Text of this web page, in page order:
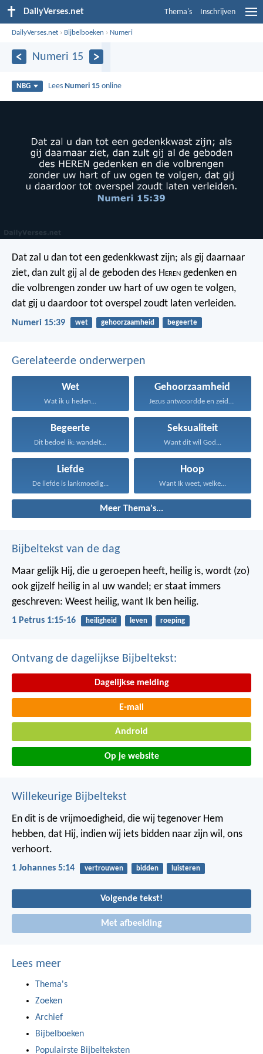
DailyVerses.net Thema's Inschrijven
DailyVerses.net › Bijbelboeken › Numeri
Numeri 15
NBG Lees Numeri 15 online
Dat zal u dan tot een gedenkkwast zijn; als gij daarnaar
ziet, dan zult gij al de geboden des Heren gedenken en
die volbrengen zonder uw hart of uw ogen te volgen,
dat gij u daardoor tot overspel zoudt laten verleiden.
Numeri 15:39 wet gehoorzaamheid begeerte
Gerelateerde onderwerpen
Wet
Wat ik u heden...
Gehoorzaamheid
Jezus antwoordde en zeide...
Begeerte
Dit bedoel ik: wandelt...
Seksualiteit
Want dit wil God...
Liefde
De liefde is lankmoedig...
Hoop
Want Ik weet, welke...
Meer Thema's...
Bijbeltekst van de dag
Maar gelijk Hij, die u geroepen heeft, heilig is, wordt (zo)
ook gijzelf heilig in al uw wandel; er staat immers
geschreven: Weest heilig, want Ik ben heilig.
1 Petrus 1:15-16 heiligheid leven roeping
Ontvang de dagelijkse Bijbeltekst:
Dagelijkse melding
E-mail
Android
Op je website
Willekeurige Bijbeltekst
En dit is de vrijmoedigheid, die wij tegenover Hem
hebben, dat Hij, indien wij iets bidden naar zijn wil, ons
verhoort.
1 Johannes 5:14 vertrouwen bidden luisteren
Volgende tekst!
Met afbeelding
Lees meer
Thema's
Zoeken
Archief
Bijbelboeken
Populairste Bijbelteksten